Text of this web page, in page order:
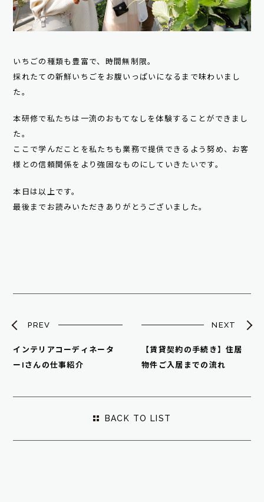
いちごの種類も豊富で、時間無制限。
採れたての新鮮いちごをお腹いっぱいになるまで味わいまし
た。
本研修で私たちは一流のおもてなしを体験することができまし
た。
ここで学んだことを私たちも業務で提供できるよう努め、お客
様との信頼関係をより強固なものにしていきたいです。
本日は以上です。
最後までお読みいただきありがとうございました。
PREV
インテリアコーディネータ
ーIさんの仕事紹介
NEXT
【賃貸契約の手続き】住居
物件ご入居までの流れ
BACK TO LIST